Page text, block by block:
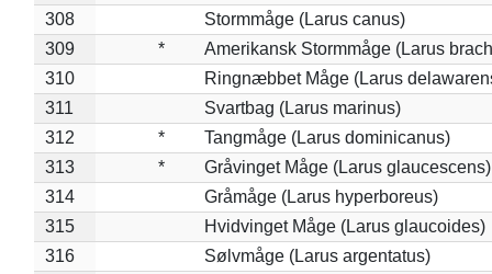
308
Stormmåge (Larus canus)
309
*
Amerikansk Stormmåge (Larus
310
Ringnæbbet Måge (Larus
311
Svartbag (Larus marinus)
312
*
Tangmåge (Larus dominicanus)
313
*
Gråvinget Måge (Larus glaucescens)
314
Gråmåge (Larus hyperboreus)
315
Hvidvinget Måge (Larus glaucoides)
316
Sølvmåge (Larus argentatus)